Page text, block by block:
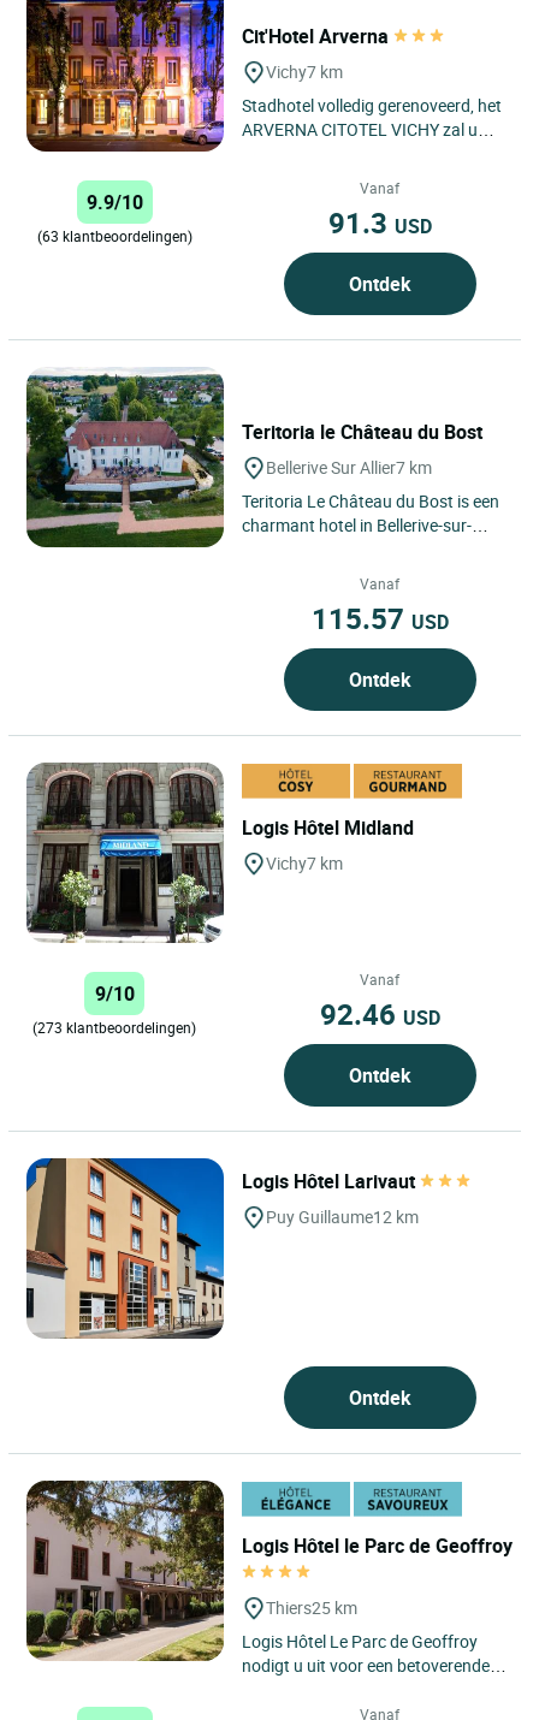
Cit'Hotel Arverna
Vichy7 km
Stadhotel volledig gerenoveerd, het
ARVERNA CITOTEL VICHY zal u
moderne kamers en de
9.9/10
(63 klantbeoordelingen)
Vanaf
91.3 USD
Ontdek
Teritoria le Château du Bost
Bellerive Sur Allier7 km
Teritoria Le Château du Bost is een
charmant hotel in Bellerive-sur-
Alpes, gelegen...Vanaf
115.57 USD
Ontdek
Logis Hôtel Midland
Vichy7 km
9/10
(273 klantbeoordelingen)
Vanaf
92.46 USD
Ontdek
Logis Hôtel Larivaut
Puy Guillaume12 km
Ontdek
Logis Hôtel le Parc de Geoffroy
Thiers25 km
Logis Hôtel Le Parc de Geoffroy
nodigt u uit voor een betoverende
historische hoofdstad...
Vanaf